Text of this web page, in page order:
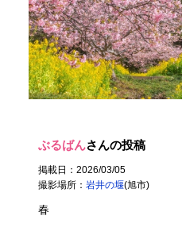
ぶるばんさんの投稿
掲載日：2026/03/05
撮影場所：岩井の堰(旭市)
春